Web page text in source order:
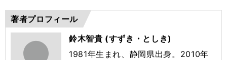
著者プロフィール
鈴木智貴 (すずき・としき)
1981年生まれ、静岡県出身。2010年